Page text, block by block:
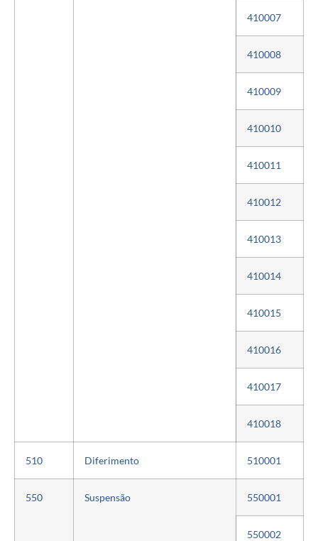
410007
410008
410009
410010
410011
410012
410013
410014
410015
410016
410017
410018
510 Diferimento 510001
550 Suspensão 550001
550002